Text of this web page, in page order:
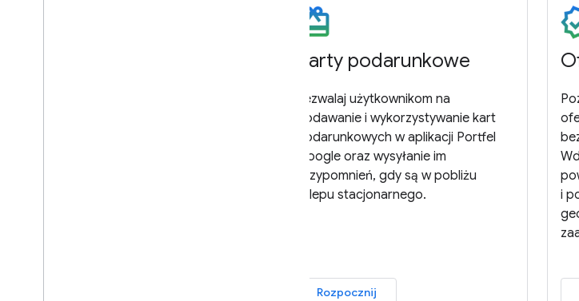
Karty podarunkowe
Zezwalaj użytkownikom na
dodawanie i wykorzystywanie kart
podarunkowych w aplikacji Portfel
Google oraz wysyłanie im
przypomnień, gdy są w pobliżu
sklepu stacjonarnego.
Rozpocznij
i